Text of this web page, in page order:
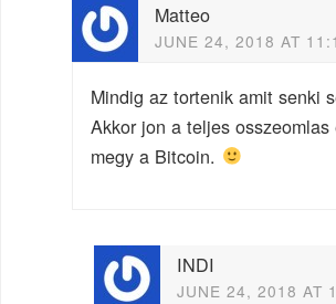
Matteo
JUNE 24, 2018 AT
Mindig az tortenik amit senki
Akkor jon a teljes
megy a Bitcoin.
INDI
JUNE 24, 2018 AT